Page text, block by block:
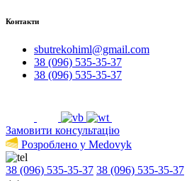
Контакти
sbutrekohiml@gmail.com
38 (096) 535-35-37
38 (096) 535-35-37
Замовити консультацію
Розроблено у Medovyk
38 (096) 535-35-37 38 (096) 535-35-37